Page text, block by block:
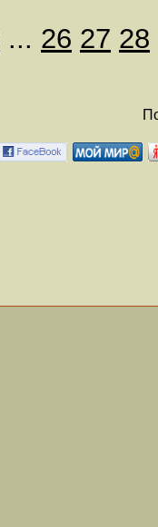
... 26 27 28